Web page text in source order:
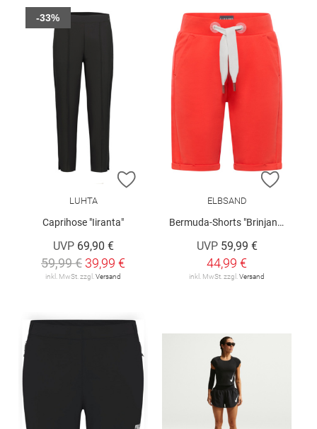
ZUR WUNSCHLISTE HINZUFÜGEN
LUHTA
Caprihose "Iiranta"
UVP 69,90 €
59,99 € 39,99 €
inkl. MwSt. zzgl. Versand
-33%
ZUR
ELBSAND
Bermuda-Shorts "Brinjana"
UVP 59,99 €
44,99 €
inkl. MwSt. zzgl. Versand